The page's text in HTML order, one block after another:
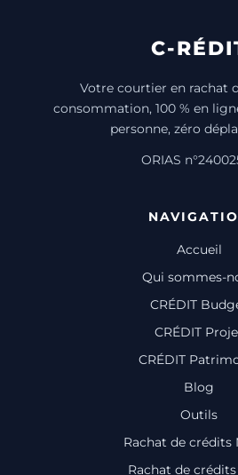
C-
Votre courtier en rachat
consommation, 100 % en
personne, zéro
ORIAS
Accueil
Qui sommes-
CRÉDIT
CRÉDIT
CRÉDIT
Blog
Outils
Rachat de crédits
Rachat de